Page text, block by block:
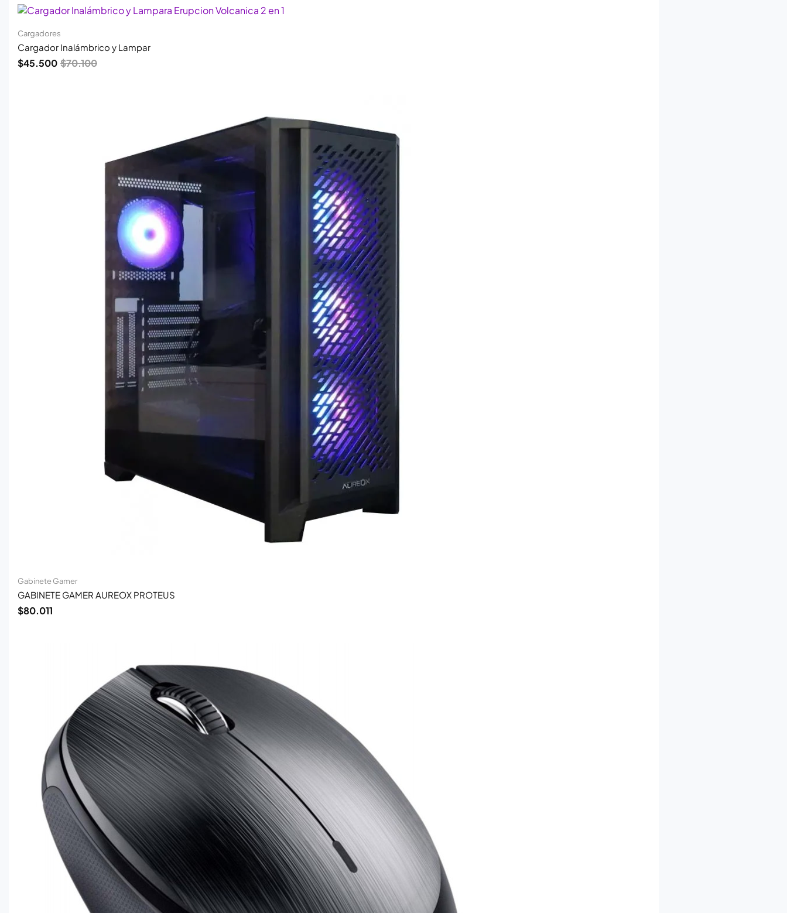
Cargadores
Cargador Inalámbrico y Lampar
$70.100
precio
era:
$70.100.
$45.500
precio
es:
$45.500.
Gabinete Gamer
GABINETE GAMER AUREOX PROTEUS
$80.011